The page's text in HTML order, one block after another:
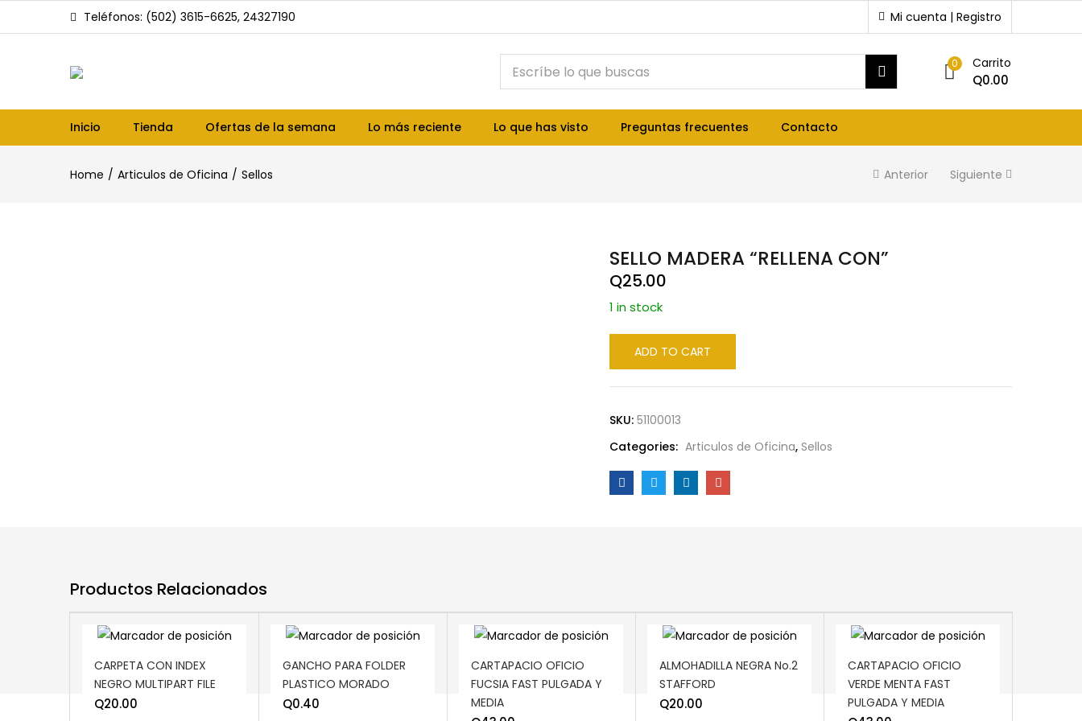
Teléfonos: (502) 3615-6625, 24327190 Mi cuenta | Registro
0 Carrito
Q0.00
Inicio Tienda Ofertas de la semana Lo más reciente Lo que has visto Preguntas frecuentes Contacto
Home Articulos de Oficina Sellos Anterior Siguiente
SELLO MADERA “RELLENA CON”
Q25.00
1 in stock
ADD TO CART
SKU: 51100013
Categories: Articulos de Oficina, Sellos
Productos Relacionados
CARPETA CON INDEX
NEGRO MULTIPART FILE
Q20.00
GANCHO PARA FOLDER
PLASTICO MORADO
Q0.40
CARTAPACIO OFICIO
FUCSIA FAST PULGADA Y
MEDIA
ALMOHADILLA NEGRA No.2
STAFFORD
Q20.00
CARTAPACIO OFICIO
VERDE MENTA FAST
PULGADA Y MEDIA